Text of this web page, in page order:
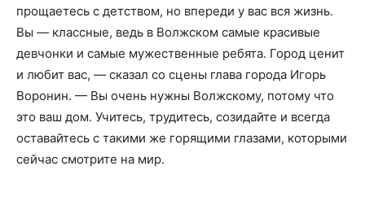
прощаетесь с детством, но впереди у вас вся жизнь.
Вы — классные, ведь в Волжском самые красивые
девчонки и самые мужественные ребята. Город ценит
и любит вас, — сказал со сцены глава города Игорь
Воронин. — Вы очень нужны Волжскому, потому что
это ваш дом. Учитесь, трудитесь, созидайте и всегда
оставайтесь с такими же горящими глазами, которыми
сейчас смотрите на мир.